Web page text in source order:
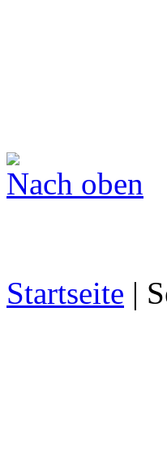
Nach oben
Startseite |